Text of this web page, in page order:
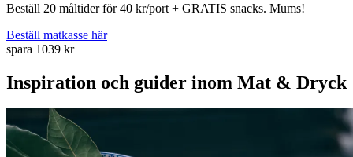
Beställ 20 måltider för 40 kr/port + GRATIS snacks. Mums!
Beställ matkasse här
spara 1039 kr
Inspiration och guider inom Mat & Dryck